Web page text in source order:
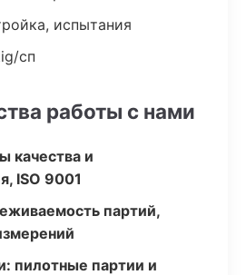
испытания
сп
работы с нами
качества и
ISO 9001
партий,
пилотные партии и